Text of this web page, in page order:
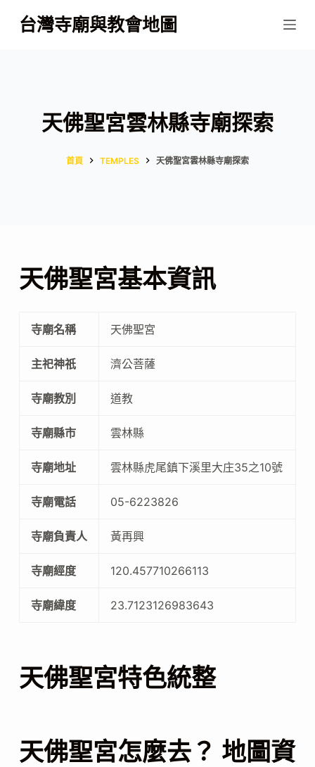
跳
至
台灣寺廟與教會地圖
天佛聖宮雲林縣寺廟探索
首頁 TEMPLES 天佛聖宮雲林縣寺廟探索
天佛聖宮基本資訊
寺廟名稱 天佛聖宮
主祀神祇 濟公菩薩
寺廟教別 道教
寺廟縣市 雲林縣
寺廟地址 雲林縣虎尾鎮下溪里大庄35之10號
寺廟電話 05-6223826
寺廟負責人 黃再興
寺廟經度 120.457710266113
寺廟緯度 23.7123126983643
天佛聖宮特色統整
天佛聖宮怎麼去？ 地圖資